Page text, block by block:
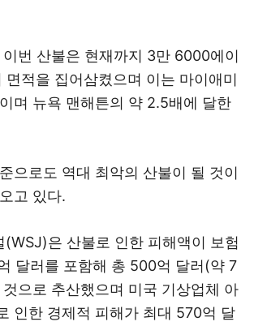
번 산불은 현재까지 3만 6000에이
적을 집어삼켰으며 이는 마이애미
며 뉴욕 맨해튼의 약 2.5배에 달한
으로도 역대 최악의 산불이 될 것이
고 있다.
(WSJ)은 산불로 인한 피해액이 보험
달러를 포함해 총 500억 달러(약 7
으로 추산했으며 미국 기상업체 아
인한 경제적 피해가 최대 570억 달